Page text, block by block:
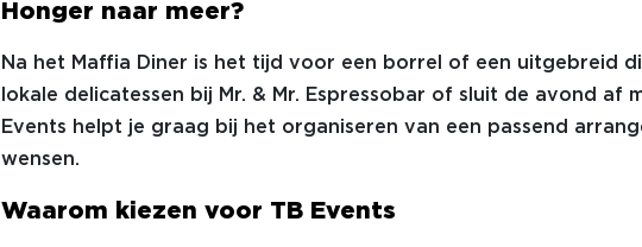
Honger naar meer?
Na het Maffia Diner is het tijd voor een borrel of een uitgebreid
lokale delicatessen bij Mr. & Mr. Espressobar of sluit de avond af
Events helpt je graag bij het organiseren van een passend
wensen.
Waarom kiezen voor TB Events